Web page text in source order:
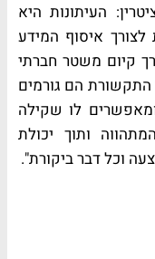
העיתונות היא
לצורך איסוף המידע
קיום משטר חברתי
התקשורת הם גורמים
לו שקילה
ותוך יכולת
וכל דבר ביקורת".